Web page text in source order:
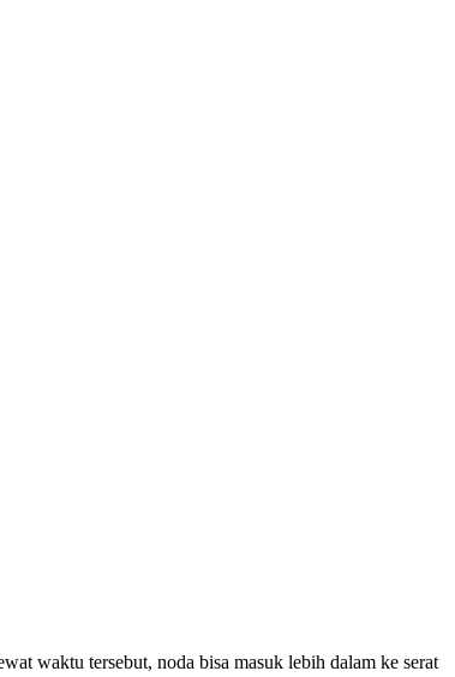
waktu tersebut, noda bisa masuk lebih dalam ke serat